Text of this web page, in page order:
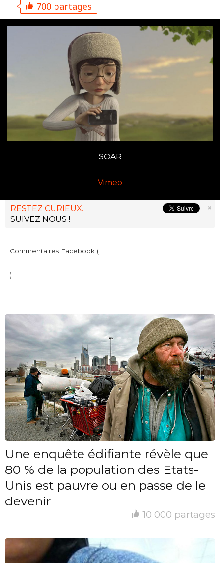
700 partages
SOAR
Vimeo
×
RESTEZ CURIEUX.
SUIVEZ NOUS !
Commentaires Facebook (
)
Une enquête édifiante révèle que
80 % de la population des Etats-
Unis est pauvre ou en passe de le
devenir
10 000 partages